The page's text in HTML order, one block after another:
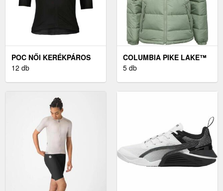
POC NŐI KERÉKPÁROS
MEZ NŐI KERÉKPÁROS
12 db
COLUMBIA PIKE LAKE™
JACKET - NŐI KABÁT
5 db